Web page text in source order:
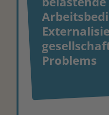
Problems